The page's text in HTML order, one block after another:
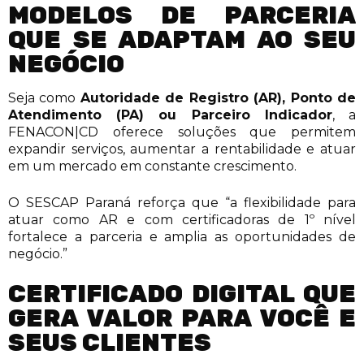
MODELOS DE PARCERIA
QUE SE ADAPTAM AO SEU
NEGÓCIO
Seja como Autoridade de Registro (AR), Ponto de
Atendimento (PA) ou Parceiro Indicador, a
FENACON|CD oferece soluções que permitem
expandir serviços, aumentar a rentabilidade e atuar
em um mercado em constante crescimento.
O SESCAP Paraná reforça que “a flexibilidade para
atuar como AR e com certificadoras de 1º nível
fortalece a parceria e amplia as oportunidades de
negócio.”
CERTIFICADO DIGITAL QUE
GERA VALOR PARA VOCÊ E
SEUS CLIENTES